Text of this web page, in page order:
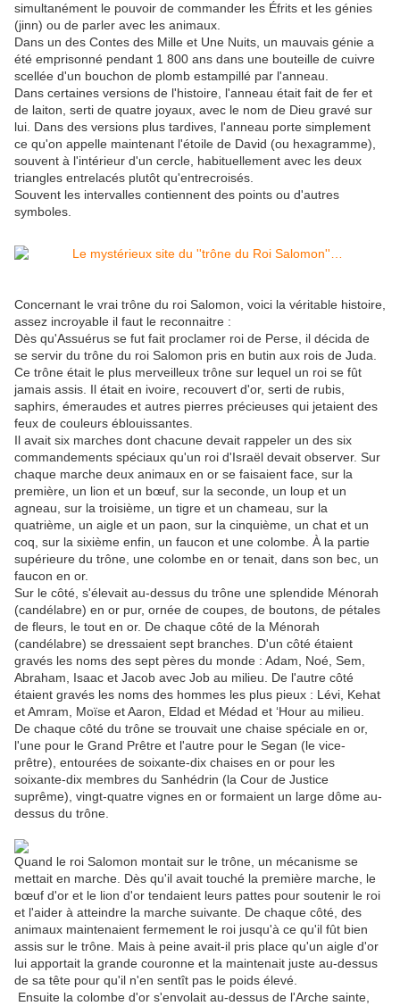
simultanément le pouvoir de commander les Éfrits et les génies
(jinn) ou de parler avec les animaux.
Dans un des Contes des Mille et Une Nuits, un mauvais génie a
été emprisonné pendant 1 800 ans dans une bouteille de cuivre
scellée d'un bouchon de plomb estampillé par l'anneau.
Dans certaines versions de l'histoire, l'anneau était fait de fer et
de laiton, serti de quatre joyaux, avec le nom de Dieu gravé sur
lui. Dans des versions plus tardives, l'anneau porte simplement
ce qu'on appelle maintenant l'étoile de David (ou hexagramme),
souvent à l'intérieur d'un cercle, habituellement avec les deux
triangles entrelacés plutôt qu'entrecroisés.
Souvent les intervalles contiennent des points ou d'autres
symboles.
Concernant le vrai trône du roi Salomon, voici la véritable histoire,
assez incroyable il faut le reconnaitre :
Dès qu'Assuérus se fut fait proclamer roi de Perse, il décida de
se servir du trône du roi Salomon pris en butin aux rois de Juda.
Ce trône était le plus merveilleux trône sur lequel un roi se fût
jamais assis. Il était en ivoire, recouvert d'or, serti de rubis,
saphirs, émeraudes et autres pierres précieuses qui jetaient des
feux de couleurs éblouissantes.
Il avait six marches dont chacune devait rappeler un des six
commandements spéciaux qu'un roi d'Israël devait observer. Sur
chaque marche deux animaux en or se faisaient face, sur la
première, un lion et un bœuf, sur la seconde, un loup et un
agneau, sur la troisième, un tigre et un chameau, sur la
quatrième, un aigle et un paon, sur la cinquième, un chat et un
coq, sur la sixième enfin, un faucon et une colombe. À la partie
supérieure du trône, une colombe en or tenait, dans son bec, un
faucon en or.
Sur le côté, s'élevait au-dessus du trône une splendide Ménorah
(candélabre) en or pur, ornée de coupes, de boutons, de pétales
de fleurs, le tout en or. De chaque côté de la Ménorah
(candélabre) se dressaient sept branches. D'un côté étaient
gravés les noms des sept pères du monde : Adam, Noé, Sem,
Abraham, Isaac et Jacob avec Job au milieu. De l'autre côté
étaient gravés les noms des hommes les plus pieux : Lévi, Kehat
et Amram, Moïse et Aaron, Eldad et Médad et ‘Hour au milieu.
De chaque côté du trône se trouvait une chaise spéciale en or,
l'une pour le Grand Prêtre et l'autre pour le Segan (le vice-
prêtre), entourées de soixante-dix chaises en or pour les
soixante-dix membres du Sanhédrin (la Cour de Justice
suprême), vingt-quatre vignes en or formaient un large dôme au-
dessus du trône.
Quand le roi Salomon montait sur le trône, un mécanisme se
mettait en marche. Dès qu'il avait touché la première marche, le
bœuf d'or et le lion d'or tendaient leurs pattes pour soutenir le roi
et l'aider à atteindre la marche suivante. De chaque côté, des
animaux maintenaient fermement le roi jusqu'à ce qu'il fût bien
assis sur le trône. Mais à peine avait-il pris place qu'un aigle d'or
lui apportait la grande couronne et la maintenait juste au-dessus
de sa tête pour qu'il n'en sentît pas le poids élevé.
Ensuite la colombe d'or s'envolait au-dessus de l'Arche sainte,